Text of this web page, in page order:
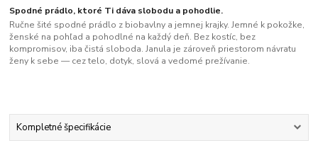
Spodné prádlo, ktoré Ti dáva slobodu a pohodlie.
Ručne šité spodné prádlo z biobavlny a jemnej krajky. Jemné k pokožke,
ženské na pohľad a pohodlné na každý deň. Bez kostíc, bez
kompromisov, iba čistá sloboda. Janula je zároveň priestorom návratu
ženy k sebe — cez telo, dotyk, slová a vedomé prežívanie.
Kompletné špecifikácie